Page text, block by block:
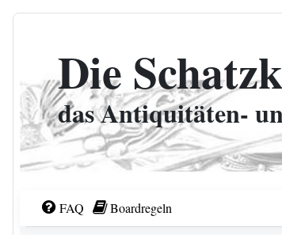
Zum Inhalt
Die
das Antiquitäten-
FAQ Boardregeln